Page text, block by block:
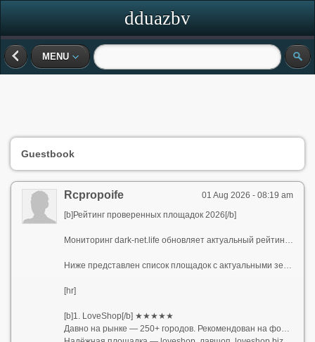
dduazbv
MENU
Guestbook
01 Aug 2026 - 08:19 am
Rcpropoife
[b]Рейтинг проверенных площадок 2026[/b]
Мониторинг dark-net.life обновляет актуальный рейтинг проверенных площадок 2026 года. Каждая из площадок лично проверены — только рабочие адреса. Добавьте в закладки — зеркала периодически меняются.
Ниже представлен список площадок с актуальными зеркалами. Переходите по ссылке под названием магазина.
[hr]
[b]1. LoveShop[/b] ★★★★★
Давно на рынке — 250+ городов. Рекомендован на форумах.